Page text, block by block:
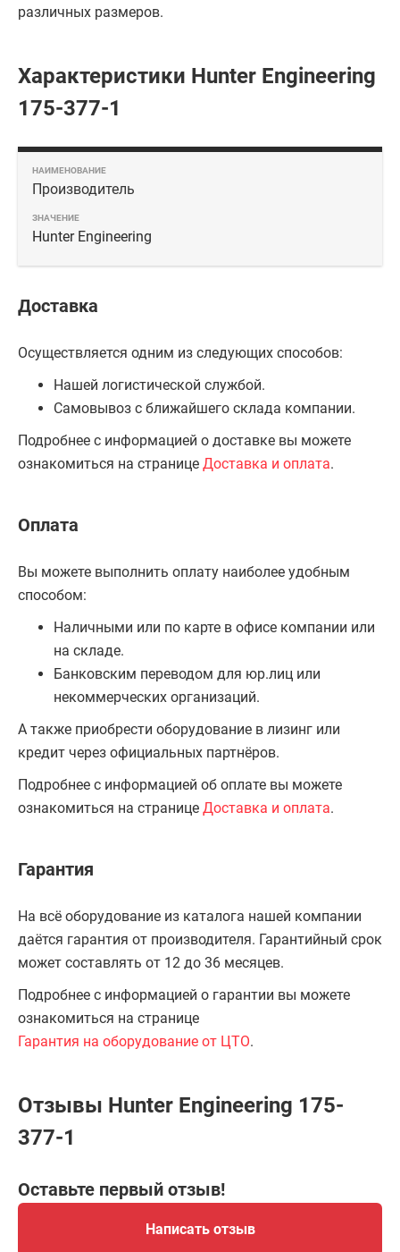
различных размеров.
Характеристики Hunter Engineering
175-377-1
Производитель
Hunter Engineering
Доставка
Осуществляется одним из следующих способов:
Нашей логистической службой.
Самовывоз с ближайшего склада компании.
Подробнее с информацией о доставке вы можете
ознакомиться на странице Доставка и оплата.
Оплата
Вы можете выполнить оплату наиболее удобным
способом:
Наличными или по карте в офисе компании или
на складе.
Банковским переводом для юр.лиц или
некоммерческих организаций.
А также приобрести оборудование в лизинг или
кредит через официальных партнёров.
Подробнее с информацией об оплате вы можете
ознакомиться на странице Доставка и оплата.
Гарантия
На всё оборудование из каталога нашей компании
даётся гарантия от производителя. Гарантийный срок
может составлять от 12 до 36 месяцев.
Подробнее с информацией о гарантии вы можете
ознакомиться на странице
Гарантия на оборудование от ЦТО.
Отзывы Hunter Engineering 175-
377-1
Оставьте первый отзыв!
Написать отзыв